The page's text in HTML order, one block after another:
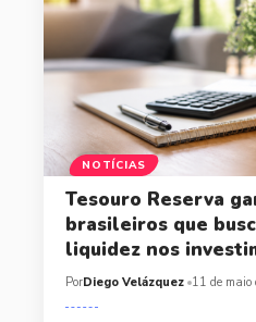
NOTÍCIAS
Tesouro Reserva
brasileiros que
liquidez nos
PorDiego Velázquez 11 de maio